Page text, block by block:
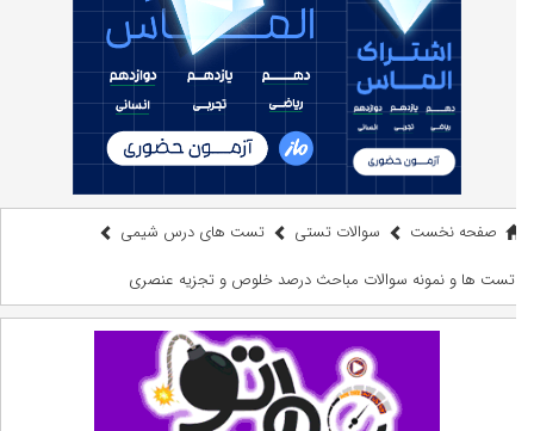
صفحه نخست سوالات تستی
تست های درس شیمی
تست ها و نمونه سوالات مباحث درصد خلوص و تجزیه عنصری